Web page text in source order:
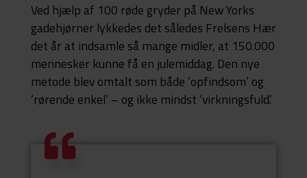
Ved hjælp af 100 røde gryder på New Yorks
gadehjørner lykkedes det således Frelsens Hær
det år at indsamle så mange midler, at 150.000
mennesker kunne få en julemiddag. Den nye
metode blev omtalt som både ’opfindsom’ og
’rørende enkel’ – og ikke mindst ’virkningsfuld.’